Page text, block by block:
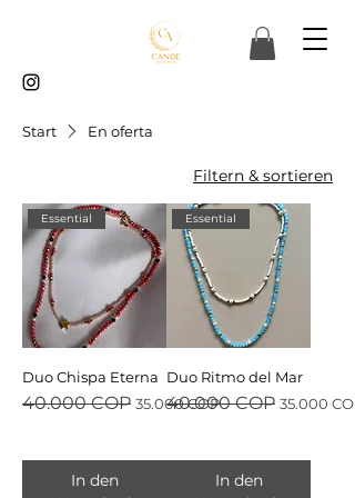
Start En oferta
Filtern & sortieren
Essential
Duo Chispa Eterna
Standardpreis
40.000 COP Sale-Preis
35.000 COP
In den
Essential
Duo Ritmo del Mar
Standardpreis
40.000 COP Sale-Preis
35.000 COP
In den